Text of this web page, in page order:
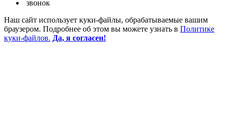
звонок
Наш сайт использует куки-файлы, обрабатываемые вашим
браузером. Подробнее об этом вы можете узнать в Политике
куки-файлов. Да, я согласен!